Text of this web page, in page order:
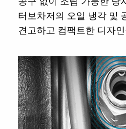
터보차저의 오일 냉각 및
견고하고 컴팩트한 디자